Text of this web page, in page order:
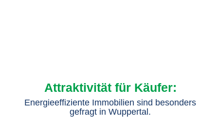
Attraktivität für Käufer:
Energieeffiziente Immobilien sind besonders
gefragt in Wuppertal.